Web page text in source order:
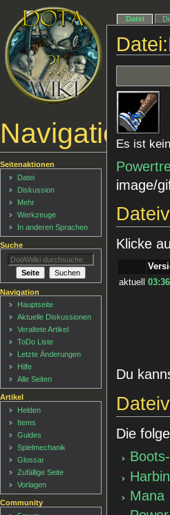
Es ist
image/
Klicke
aktuell
Du
Die
Mana
Datei
Seitenaktionen
Datei
Diskussion
Mehr
Werkzeuge
In anderen Sprachen
Suche
Navigation
Hauptseite
Aktuelle Diskussionen
Veraltete Artikel
ToDo Liste
Letzte Änderungen
Hilfe
Alle Seiten
Artikel
Helden
Items
Guides
Spielmechanik
Glossar
Zufällige Seite
Vorlagen
Community